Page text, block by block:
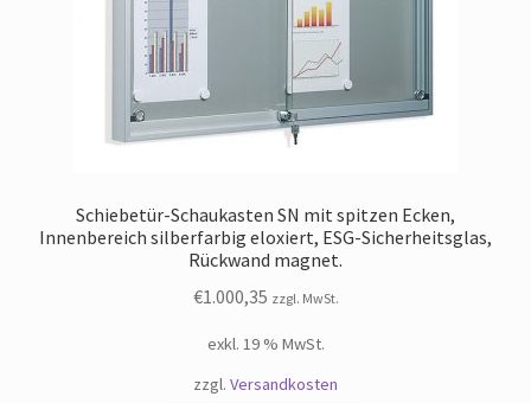
Schiebetür-Schaukasten SN mit spitzen Ecken,
Innenbereich silberfarbig eloxiert, ESG-Sicherheitsglas,
Rückwand magnet.
€1.000,35 zzgl. MwSt.
exkl. 19 % MwSt.
zzgl. Versandkosten